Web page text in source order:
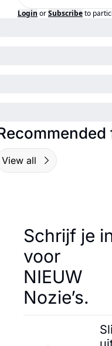
Login orSubscribeto
View all
Schrijf je
voor
NIEUW
Nozie’s.